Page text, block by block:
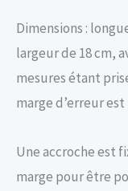
Dimensions :
largeur de 18 cm,
mesures étant
marge d’erreur
Une accroche est
marge pour être